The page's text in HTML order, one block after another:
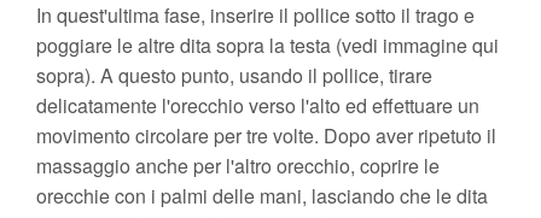
In quest'ultima fase, inserire il pollice sotto il trago e
poggiare le altre dita sopra la testa (vedi immagine qui
sopra). A questo punto, usando il pollice, tirare
delicatamente l'orecchio verso l'alto ed effettuare un
movimento circolare per tre volte. Dopo aver ripetuto il
massaggio anche per l'altro orecchio, coprire le
orecchie con i palmi delle mani, lasciando che le dita